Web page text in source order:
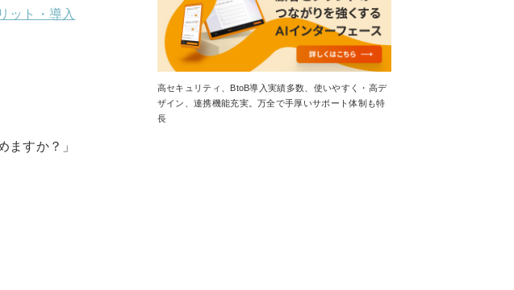
ット・導入
すか？」
高セキュリティ、BtoB導入実績多数、使いやすく・高デ
ザイン、連携機能充実。万全で手厚いサポート体制も特
長